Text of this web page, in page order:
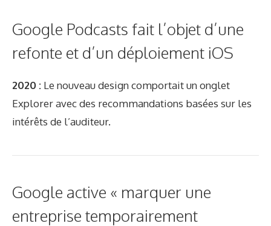
Google Podcasts fait l’objet d’une
refonte et d’un déploiement iOS
2020 : Le nouveau design comportait un onglet
Explorer avec des recommandations basées sur les
intérêts de l’auditeur.
Google active « marquer une
entreprise temporairement